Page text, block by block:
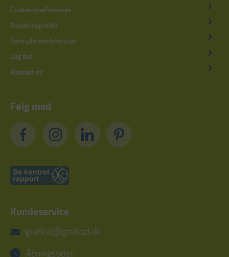
Cookie-præferencer
Privatlivspolitik
Fortrydelsesformular
Log ind
Kontakt os
Følg med
Kundeservice
grafical@grafical.dk
Åbningstider: